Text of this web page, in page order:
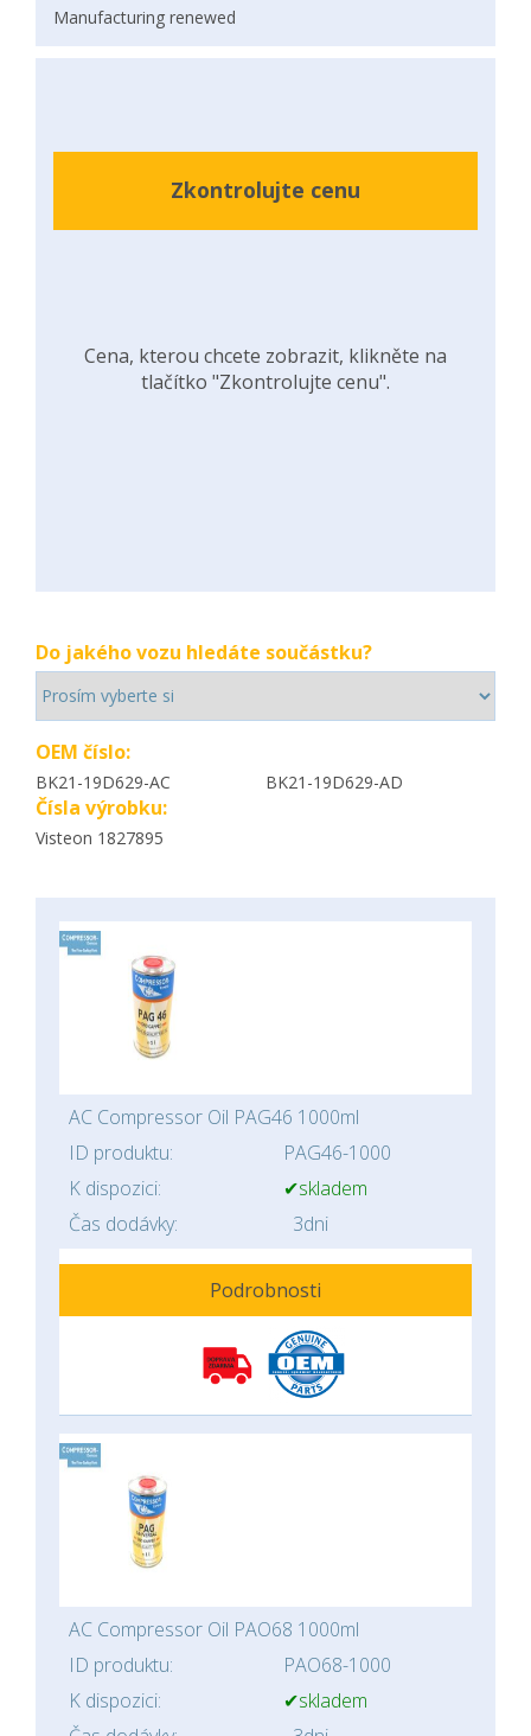
Manufacturing renewed
Zkontrolujte cenu
Cena, kterou chcete zobrazit, klikněte na
tlačítko "Zkontrolujte cenu".
Do jakého vozu hledáte součástku?
OEM číslo:
BK21-19D629-AC BK21-19D629-AD
Čísla výrobku:
Visteon 1827895
AC Compressor Oil PAG46 1000ml
ID produktu:
PAG46-1000
K dispozici:
✔skladem
Čas dodávky:
3dni
Podrobnosti
AC Compressor Oil PAO68 1000ml
ID produktu:
PAO68-1000
K dispozici:
✔skladem